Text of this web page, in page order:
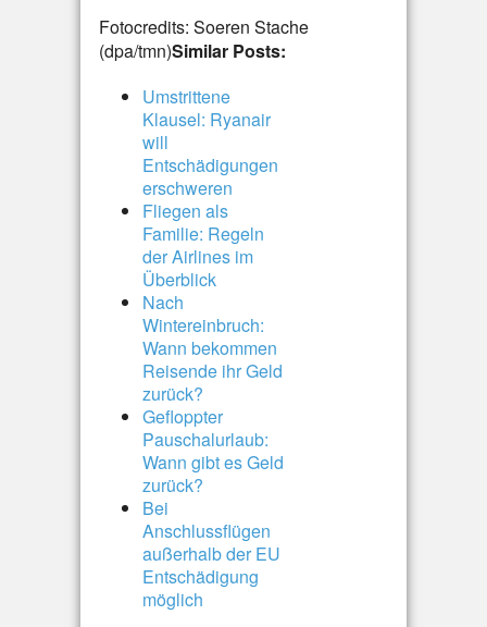
Fotocredits: Soeren Stache
(dpa/tmn)Similar Posts:
Umstrittene
Klausel: Ryanair
will
Entschädigungen
erschweren
Fliegen als
Familie: Regeln
der Airlines im
Überblick
Nach
Wintereinbruch:
Wann bekommen
Reisende ihr Geld
zurück?
Gefloppter
Pauschalurlaub:
Wann gibt es Geld
zurück?
Bei
Anschlussflügen
außerhalb der EU
Entschädigung
möglich